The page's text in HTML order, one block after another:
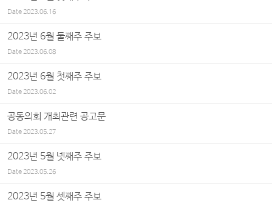
Date2023.06.16
2023년 6월 둘째주 주보
Date2023.06.08
2023년 6월 첫째주 주보
Date2023.06.02
공동의회 개최관련 공고문
Date2023.05.27
2023년 5월 넷째주 주보
Date2023.05.26
2023년 5월 셋째주 주보